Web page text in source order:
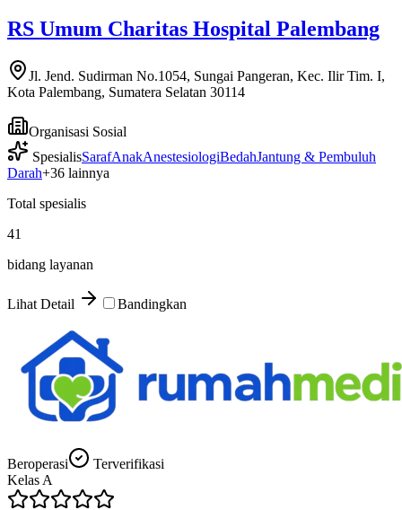
RS Umum Charitas Hospital Palembang
Jl. Jend. Sudirman No.1054, Sungai Pangeran, Kec. Ilir Tim. I,
Kota Palembang, Sumatera Selatan 30114
Organisasi Sosial
SpesialisSarafAnakAnestesiologiBedahJantung & Pembuluh
Darah+36 lainnya
Total spesialis
41
bidang layanan
Lihat Detail Bandingkan
Beroperasi
Terverifikasi
Kelas A